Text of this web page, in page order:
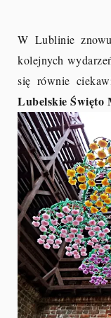
W Lublinie
kolejnych
się równie
Lubelskie Święto